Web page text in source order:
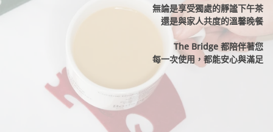
無論是享受獨處的靜謐下午茶
還是與家人共度的溫馨晚餐
The Bridge 都陪伴著您
每一次使用，都能安心與滿足